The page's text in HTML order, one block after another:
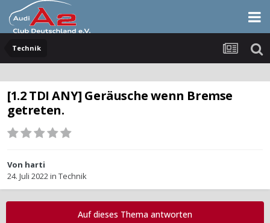
Technik
[1.2 TDI ANY] Geräusche wenn Bremse
getreten.
Von harti
24. Juli 2022in Technik
Auf dieses Thema antworten